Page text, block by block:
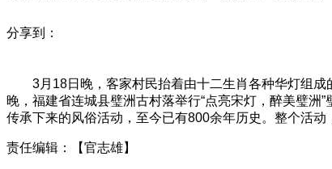
分享到：
3月18日晚，客家村民抬着由十二生肖各种华灯组成
晚，福建省连城县璧洲古村落举行“点亮宋灯，醉美璧洲
传承下来的风俗活动，至今已有800余年历史。整个活动
责任编辑：【官志雄】